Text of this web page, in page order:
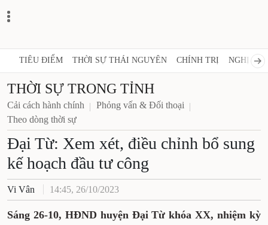
TIÊU ĐIỂM THỜI SỰ THÁI NGUYÊN CHÍNH TRỊ NGHỊ
THỜI SỰ TRONG TỈNH
Cải cách hành chính
Phỏng vấn & Đối thoại
Theo dòng thời sự
Đại Từ: Xem xét, điều chỉnh bổ sung
kế hoạch đầu tư công
Vi Vân 14:45, 26/10/2023
Sáng 26-10, HĐND huyện Đại Từ khóa XX, nhiệm kỳ